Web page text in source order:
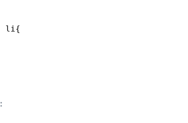
li{